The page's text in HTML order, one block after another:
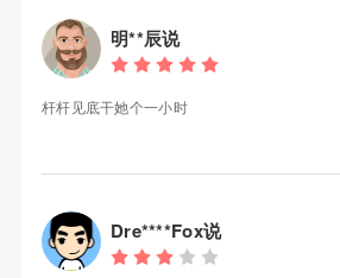
明**辰说
杆杆见底干她个一小时
Dre****Fox说